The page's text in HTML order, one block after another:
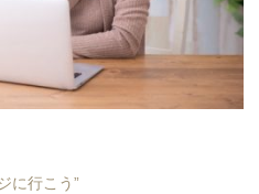
に行こう”